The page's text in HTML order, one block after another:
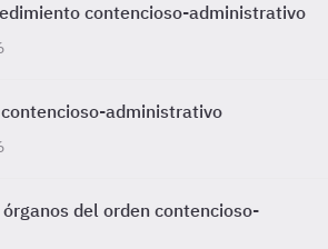
contencioso-administrativo
administrativo
del orden contencioso-